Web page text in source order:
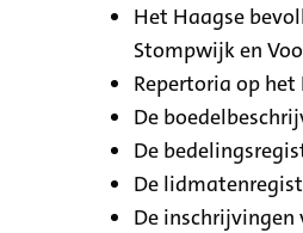
Het Haagse
Stompwijk en
Repertoria op het
De
De
De
De inschrijvingen